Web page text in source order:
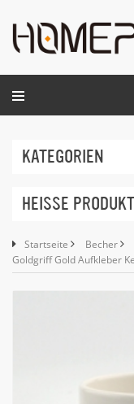
KATEGORIEN
HEISSE PRODUKTE
Startseite
Becher
Goldgriff Gold Aufkleber